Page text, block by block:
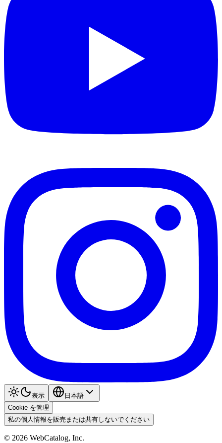
表示
日本語
Cookie を管理
私の個人情報を販売または共有しないでください
© 2026 WebCatalog, Inc.